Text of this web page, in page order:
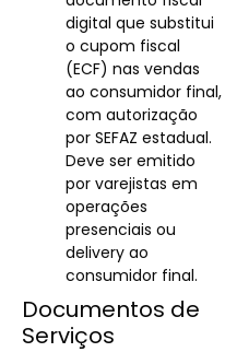
digital que substitui
o cupom fiscal
(ECF) nas vendas
ao consumidor final,
com autorização
por SEFAZ estadual.
Deve ser emitido
por varejistas em
operações
presenciais ou
delivery ao
consumidor final.
Documentos de
Serviços